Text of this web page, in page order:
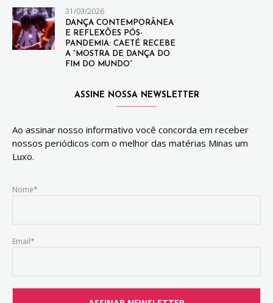
31/03/2026
DANÇA CONTEMPORÂNEA
E REFLEXÕES PÓS-
PANDEMIA: CAETÉ RECEBE
A “MOSTRA DE DANÇA DO
FIM DO MUNDO”
ASSINE NOSSA NEWSLETTER
Ao assinar nosso informativo você concorda em receber
nossos periódicos com o melhor das matérias Minas um
Luxo.
Nome*
Email*